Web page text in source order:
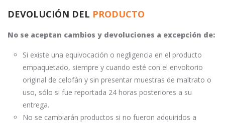
DEVOLUCIÓN DEL PRODUCTO
No se aceptan cambios y devoluciones a excepción de:
Si existe una equivocación o negligencia en el producto
empaquetado, siempre y cuando esté con el envoltorio
original de celofán y sin presentar muestras de maltrato o
uso, sólo si fue reportada 24 horas posteriores a su
entrega.
No se cambiarán productos si no fueron adquiridos a